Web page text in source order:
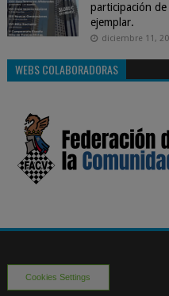
participación
ejemplar.
diciembre 11,
WEBS COLABORADORAS
Cookies Settings